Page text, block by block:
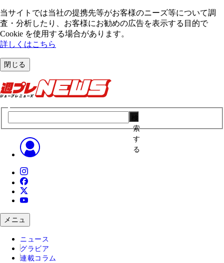
当サイトでは当社の提携先等がお客様のニーズ等について調
査・分析したり、お客様にお勧めの広告を表⽰する⽬的で
Cookie を使⽤する場合があります。
詳しくはこちら
閉じる
索
す
る
メニュ
ニュース
グラビア
連載コラム